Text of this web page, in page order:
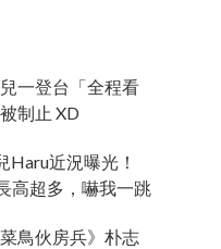
一登台「全程看
制止 XD
Haru近況曝光！
高超多，嚇我一跳
鳥伙房兵》朴志